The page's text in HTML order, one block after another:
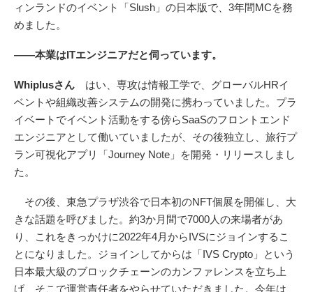
ィンランドのイベント「Slush」の日本版で、3年間MCを務
めました。
――本業はITエンジニアだと伺っています。
Whiplusさん はい、専攻は情報工学で、グローバルHRイ
ベントや組織改善システムの開発に携わっていました。プラ
イベートでイベント活動をする傍らSaaSのフロントエンド
エンジニアとして働いていましたが、その後独立し、旅行プ
ラン可視化アプリ「Journey Note」を開発・リリースしまし
た。
その後、東急プラザ渋谷で日本初のNFT個展を開催し、大
きな話題を呼びました。約3か月間で7000人の来場者があ
り、これをきっかけに2022年4月からIVSにジョインするこ
とになりました。ジョインしてからは「IVS Crypto」という
日本最大級のブロックチェーンのカンファレンスを立ち上
げ、そこで運営責任者をやらせていただきました。今年は